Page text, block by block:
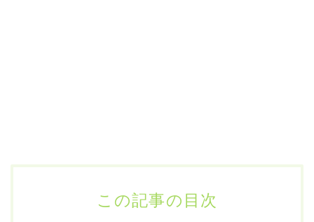
この記事の目次